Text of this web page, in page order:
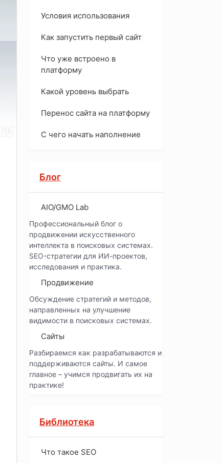
Условия использования
Как запустить первый сайт
Что уже встроено в
платформу
Какой уровень выбрать
Перенос сайта на платформу
С чего начать наполнение
Блог
AIO/GMO Lab
Профессиональный блог о
продвижении искусственного
интеллекта в поисковых системах.
SEO-стратегии для ИИ-проектов,
исследования и практика.
Продвижение
Обсуждение стратегий и методов,
направленных на улучшение
видимости в поисковых системах.
Сайты
Разбираемся как разрабатываются и
поддерживаются сайты. И самое
главное – учимся продвигать их на
практике!
Библиотека
Что такое SEO